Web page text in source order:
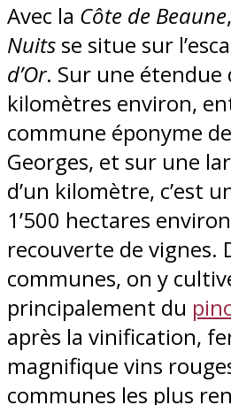
Avec la Côte de Beaune
Nuits se situe sur
d’Or. Sur une étendue
kilomètres environ,
commune éponyme
Georges, et sur une
d’un kilomètre, c’est
1’500 hectares
recouverte de vignes.
communes, on y
principalement du
après la vinification,
magnifique vins
communes les plus